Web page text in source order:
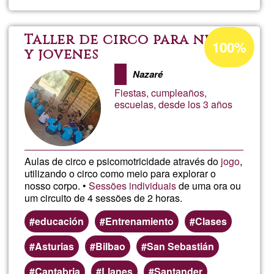
online
mates
y
Taller de circo para niños
y jovenes
Nazaré
Fiestas, cumpleaños,
escuelas, desde los 3 años
Aulas de circo e psicomotricidade através do jogo,
utilizando o circo como meio para explorar o
nosso corpo. •Sessões individuaisde uma ora ou
um circuito de 4 sessões de 2 horas.
educación
Entrenamiento
Clases
Asturias
Bilbao
San Sebastián
Porcentaje
de
aceptación
G1
100%